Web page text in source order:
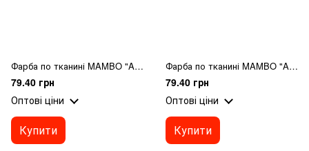
Фарба по тканині MAMBO "ART Kompozit", 50 мл (11 жовто-зелений)
79.40 грн
Оптові ціни
Купити
Фарба по тканині MAMBO "ART Kompozit", 50 мл (13 зелений темний)
79.40 грн
Оптові ціни
Купити